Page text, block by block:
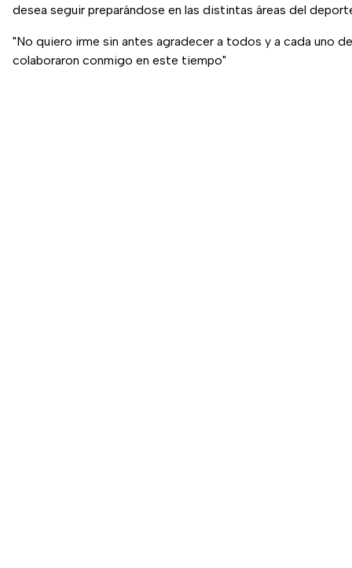
desea seguir preparándose en las distintas áreas del
"No quiero irme sin antes agradecer a todos y a cada uno
colaboraron conmigo en este tiempo"